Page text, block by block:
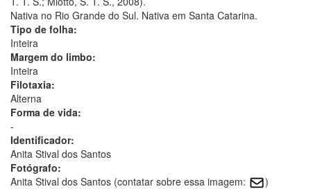
Nativa no Rio Grande do Sul. Nativa em Santa Catarina.
Tipo de folha:
Inteira
Margem do limbo:
Inteira
Filotaxia:
Alterna
Forma de vida:
-
Identificador:
Anita Stival dos Santos
Fotógrafo:
Anita Stival dos Santos (contatar sobre essa imagem:
)